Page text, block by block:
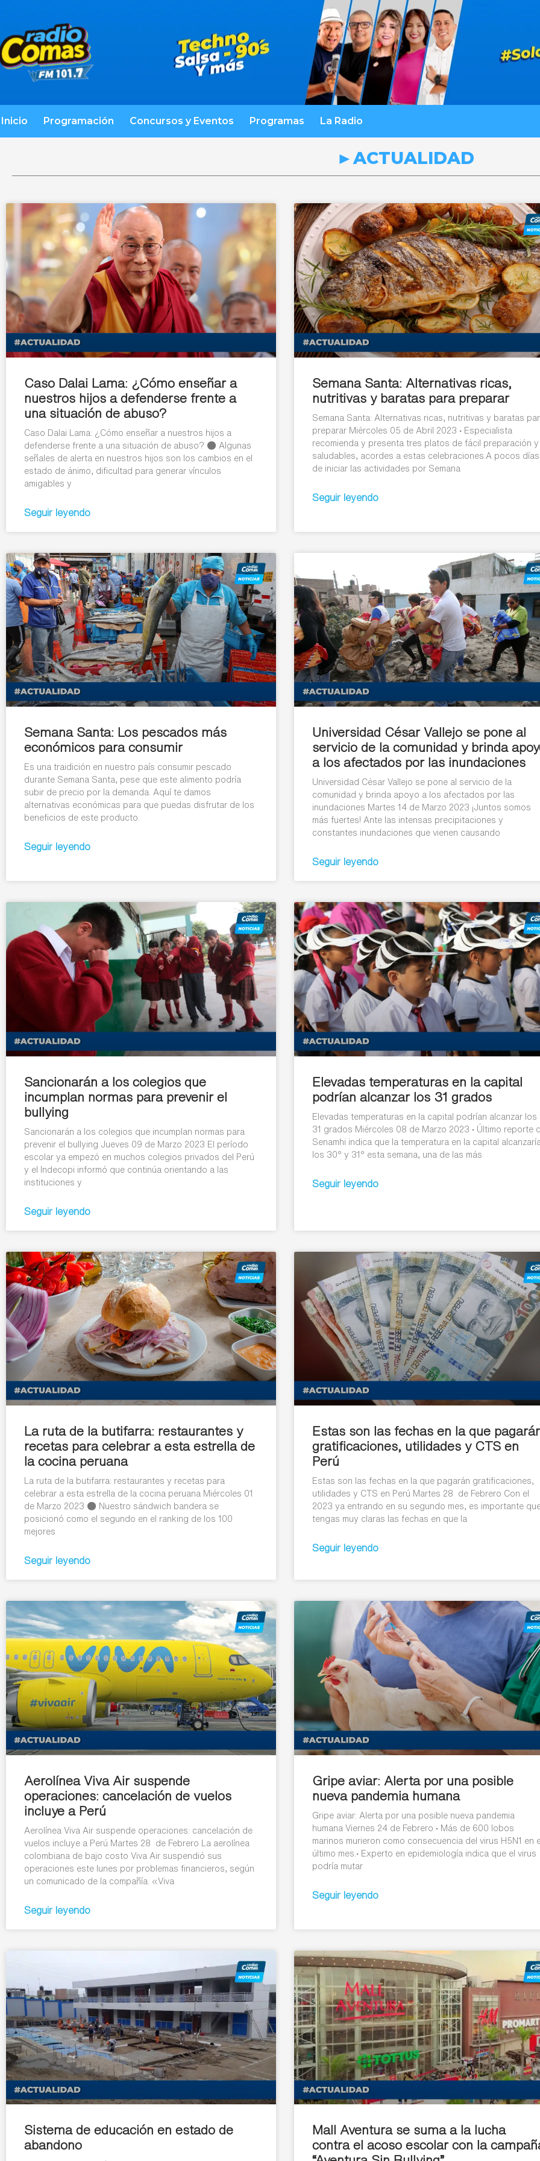
Inicio Programación Concursos y Eventos Programas La Radio
►ACTUALIDAD
Caso Dalai Lama: ¿Cómo enseñar a
nuestros hijos a defenderse frente a
una situación de abuso?
Caso Dalai Lama: ¿Cómo enseñar a nuestros hijos a
defenderse frente a una situación de abuso? ● Algunas
señales de alerta en nuestros hijos son los cambios en el
estado de ánimo, dificultad para generar vínculos
amigables y
Seguir leyendo
Semana Santa: Alternativas ricas,
nutritivas y baratas para preparar
Semana Santa: Alternativas ricas, nutritivas y baratas
preparar Miércoles 05 de Abril 2023 • Especialista
recomienda y presenta tres platos de fácil preparación y
saludables, acordes a estas celebraciones.A pocos días
de iniciar las actividades por Semana
Seguir leyendo
Semana Santa: Los pescados más
económicos para consumir
Es una traidición en nuestro país consumir pescado
durante Semana Santa, pese que este alimento podría
subir de precio por la demanda. Aquí te damos
alternativas económicas para que puedas disfrutar de los
beneficios de este producto.
Seguir leyendo
Universidad César Vallejo se pone al
servicio de la comunidad y brinda
a los afectados por las inundaciones
Universidad César Vallejo se pone al servicio de la
comunidad y brinda apoyo a los afectados por las
inundaciones Martes 14 de Marzo 2023 ¡Juntos somos
más fuertes! Ante las intensas precipitaciones y
constantes inundaciones que vienen causando
Seguir leyendo
Sancionarán a los colegios que
incumplan normas para prevenir el
bullying
Sancionarán a los colegios que incumplan normas para
prevenir el bullying Jueves 09 de Marzo 2023 El período
escolar ya empezó en muchos colegios privados del Perú
y el Indecopi informó que continúa orientando a las
instituciones y
Seguir leyendo
Elevadas temperaturas en la capital
podrían alcanzar los 31 grados
Elevadas temperaturas en la capital podrían alcanzar los
31 grados Miércoles 08 de Marzo 2023 • Último reporte
Senamhi indica que la temperatura en la capital
los 30° y 31° esta semana, una de las más
Seguir leyendo
La ruta de la butifarra: restaurantes y
recetas para celebrar a esta estrella de
la cocina peruana
La ruta de la butifarra: restaurantes y recetas para
celebrar a esta estrella de la cocina peruana Miércoles 01
de Marzo 2023 ● Nuestro sándwich bandera se
posicionó como el segundo en el ranking de los 100
mejores
Seguir leyendo
Estas son las fechas en la que
gratificaciones, utilidades y CTS en
Perú
Estas son las fechas en la que pagarán gratificaciones,
utilidades y CTS en Perú Martes 28 de Febrero Con el
2023 ya entrando en su segundo mes, es importante
tengas muy claras las fechas en que la
Seguir leyendo
Aerolínea Viva Air suspende
operaciones: cancelación de vuelos
incluye a Perú
Aerolínea Viva Air suspende operaciones: cancelación de
vuelos incluye a Perú Martes 28 de Febrero La aerolínea
colombiana de bajo costo Viva Air suspendió sus
operaciones este lunes por problemas financieros, según
un comunicado de la compañía. «Viva
Seguir leyendo
Gripe aviar: Alerta por una posible
nueva pandemia humana
Gripe aviar: Alerta por una posible nueva pandemia
humana Viernes 24 de Febrero • Más de 600 lobos
marinos murieron como consecuencia del virus H5N1 en
último mes.• Experto en epidemiología indica que el virus
podría mutar
Seguir leyendo
Sistema de educación en estado de
abandono
Mall Aventura se suma a la lucha
contra el acoso escolar con la